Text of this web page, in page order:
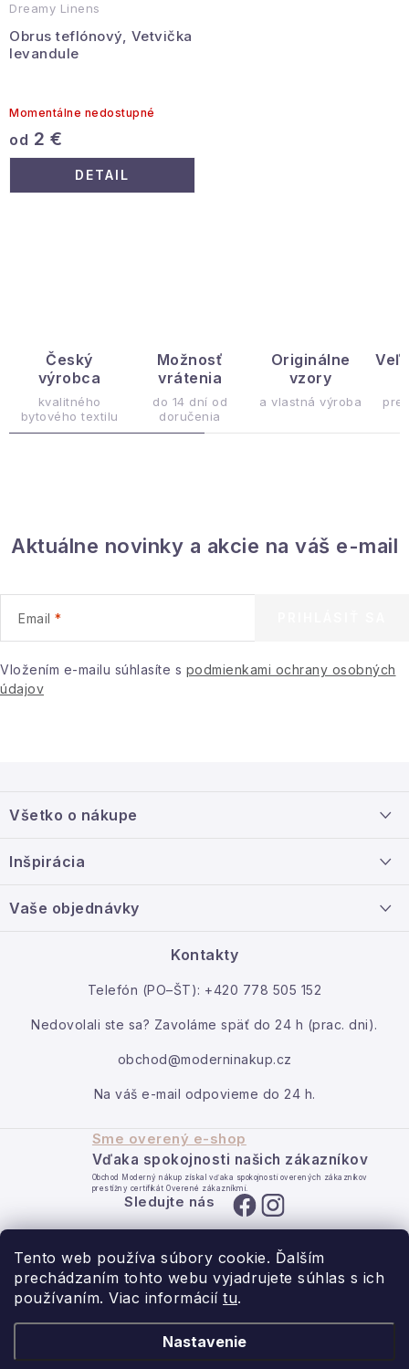
Tento web používa súbory cookie. Ďalším
prechádzaním tohto webu vyjadrujete súhlas s ich
používaním. Viac informácií tu.
Nastavenie
Dreamy Linens
Obrus teflónový, Vetvička
levandule
Momentálne nedostupné
od 2 €
DETAIL
i
k
v
ý
p
i
s
Český
výrobca
kvalitného
bytového textilu
Možnosť
vrátenia
do 14 dní od
doručenia
Originálne
vzory
a vlastná výroba pre
Aktuálne novinky a akcie na váš e-mail
Email
Vložením e-mailu súhlasíte s podmienkami ochrany osobných
údajov
p
ä
Všetko o nákupe
Veľkoobchodná spolupráca
Inšpirácia
Vaše objednávky
Kontakty
Telefón (PO–ŠT): +420 778 505 152
Nedovolali ste sa? Zavoláme späť do 24 h (prac. dni).
obchod@moderninakup.cz
Na váš e-mail odpovieme do 24 h.
Sme overený e-shop
Vďaka spokojnosti našich zákazníkov
Obchod Moderný nákup získal vďaka spokojnosti overených zákazníkov
prestížny certifikát Overené zákazníkmi.
Sledujte nás
- pre domov s láskou.